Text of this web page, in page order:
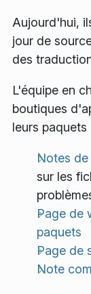
Aujourd'hui,
jour de
des
L'équipe en
boutiques
leurs
Notes de
sur les
Page de
paquets
Page de
Note